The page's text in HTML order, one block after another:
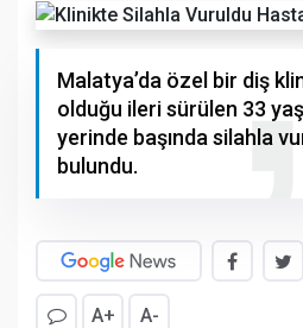
Malatya’da özel bir diş
olduğu ileri sürülen 33
yerinde başında silahla
bulundu.
A+ A-